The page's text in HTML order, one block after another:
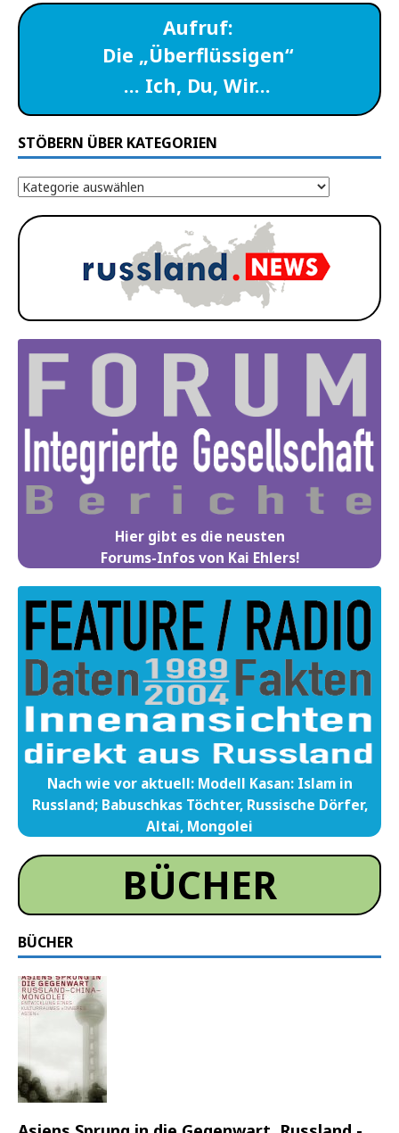
Aufruf:
Die „Überflüssigen“
… Ich, Du, Wir…
STÖBERN ÜBER KATEGORIEN
Hier gibt es die neusten
Forums-Infos von Kai Ehlers!
Nach wie vor aktuell: Modell Kasan: Islam in
Russland; Babuschkas Töchter, Russische Dörfer,
Altai, Mongolei
BÜCHER
BÜCHER